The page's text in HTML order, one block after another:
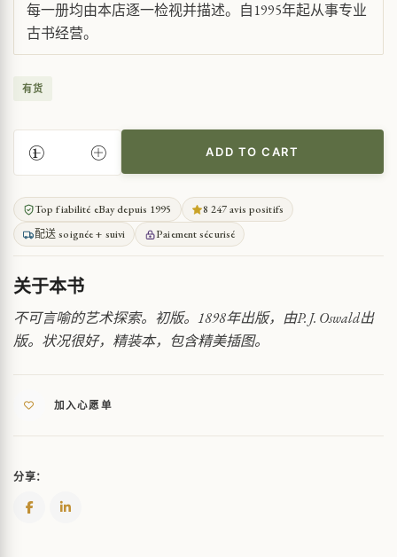
每一册均由本店逐一检视并描述。自1995年起从事专业
古书经营。
有货
高
的
无
用
QUANTITY
ADD TO CART
Top fiabilité eBay depuis 1995
8 247 avis positifs
配送 soignée + suivi
Paiement sécurisé
关于本书
不可言喻的艺术探索。初版。1898年出版，由P. J. Oswald出
版。状况很好，精装本，包含精美插图。
加入心愿单
分享：